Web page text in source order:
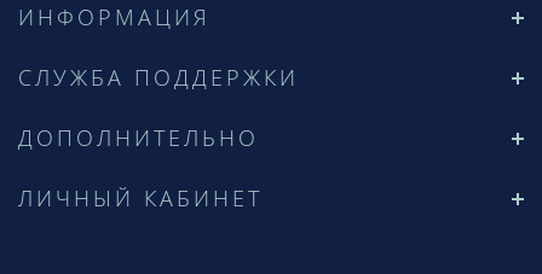
ИНФОРМАЦИЯ
СЛУЖБА ПОДДЕРЖКИ
ДОПОЛНИТЕЛЬНО
ЛИЧНЫЙ КАБИНЕТ